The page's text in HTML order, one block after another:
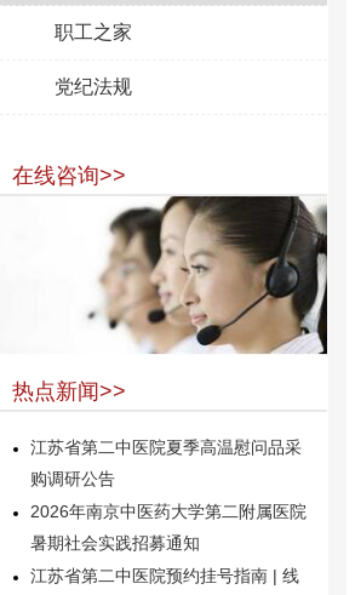
职工之家
党纪法规
在线咨询>>
热点新闻>>
江苏省第二中医院夏季高温慰问品采
购调研公告
2026年南京中医药大学第二附属医院
暑期社会实践招募通知
江苏省第二中医院预约挂号指南 | 线